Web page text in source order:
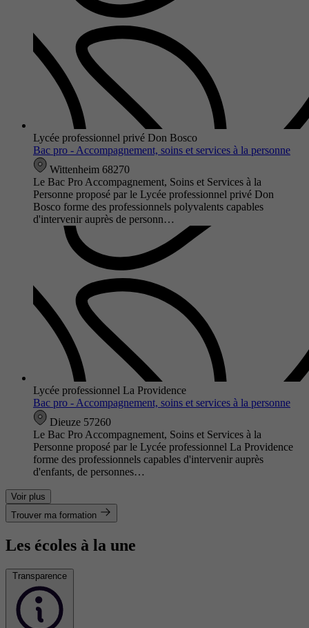
Lycée professionnel privé Don Bosco
Bac pro - Accompagnement, soins et services à la personne
Wittenheim 68270
Le Bac Pro Accompagnement, Soins et Services à la
Personne proposé par le Lycée professionnel privé Don
Bosco forme des professionnels polyvalents capables
d'intervenir auprès de personn…
Lycée professionnel La Providence
Bac pro - Accompagnement, soins et services à la personne
Dieuze 57260
Le Bac Pro Accompagnement, Soins et Services à la
Personne proposé par le Lycée professionnel La Providence
forme des professionnels capables d'intervenir auprès
d'enfants, de personnes…
Voir plus
Trouver ma formation
Les écoles à la une
Transparence